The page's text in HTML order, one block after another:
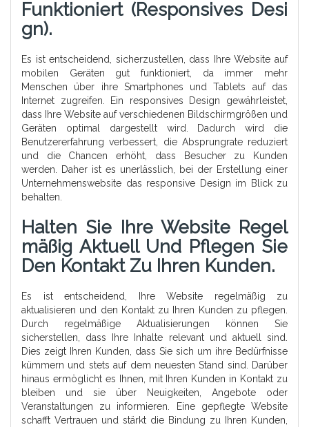
Funktioniert (responsives Desi
Gn).
Es ist entscheidend, sicherzustellen, dass Ihre Website auf
mobilen Geräten gut funktioniert, da immer mehr
Menschen über ihre Smartphones und Tablets auf das
Internet zugreifen. Ein responsives Design gewährleistet,
dass Ihre Website auf verschiedenen Bildschirmgrößen und
Geräten optimal dargestellt wird. Dadurch wird die
Benutzererfahrung verbessert, die Absprungrate reduziert
und die Chancen erhöht, dass Besucher zu Kunden
werden. Daher ist es unerlässlich, bei der Erstellung einer
Unternehmenswebsite das responsive Design im Blick zu
behalten.
Halten Sie Ihre Website Regel
Mäßig Aktuell Und Pflegen Sie
Den Kontakt Zu Ihren Kunden.
Es ist entscheidend, Ihre Website regelmäßig zu
aktualisieren und den Kontakt zu Ihren Kunden zu pflegen.
Durch regelmäßige Aktualisierungen können Sie
sicherstellen, dass Ihre Inhalte relevant und aktuell sind.
Dies zeigt Ihren Kunden, dass Sie sich um ihre Bedürfnisse
kümmern und stets auf dem neuesten Stand sind. Darüber
hinaus ermöglicht es Ihnen, mit Ihren Kunden in Kontakt zu
bleiben und sie über Neuigkeiten, Angebote oder
Veranstaltungen zu informieren. Eine gepflegte Website
schafft Vertrauen und stärkt die Bindung zu Ihren Kunden,